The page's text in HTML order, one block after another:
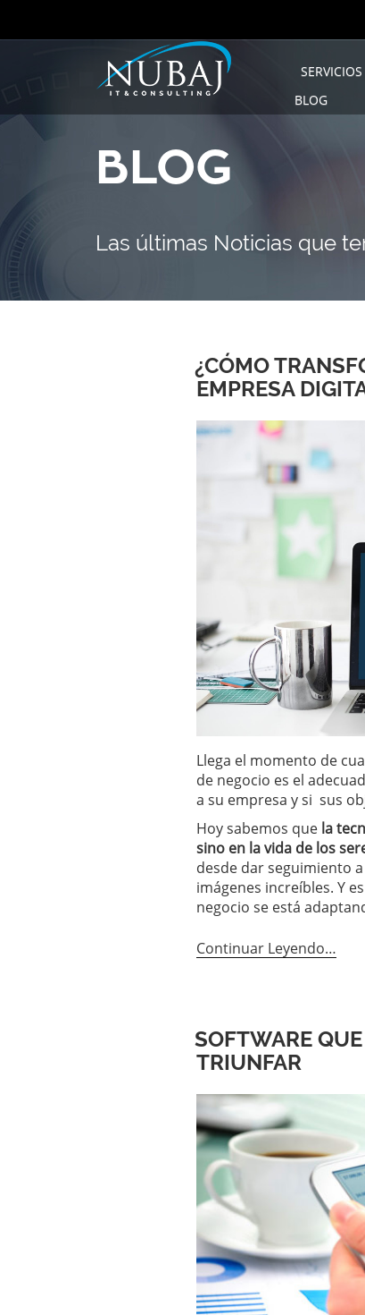
SERVICIOS
BLOG
BLOG
Las últimas Noticias que
¿CÓMO
EMPRESA
Llega el momento de
de negocio es el
a su empresa y si sus
Hoy sabemos que la
sino en la vida de los
desde dar seguimiento
imágenes increíbles. Y
negocio se está
Continuar Leyendo…
SOFTWARE
TRIUNFAR